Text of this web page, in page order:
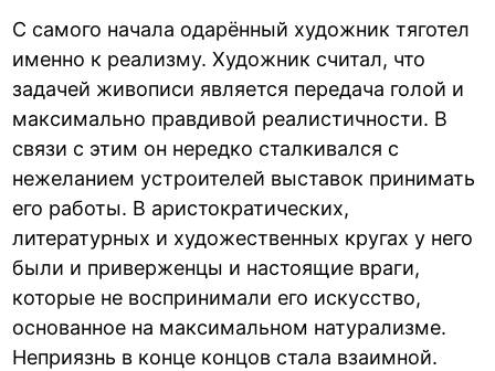
С самого начала одарённый художник тяготел
именно к реализму. Художник считал, что
задачей живописи является передача голой и
максимально правдивой реалистичности. В
связи с этим он нередко сталкивался с
нежеланием устроителей выставок принимать
его работы. В аристократических,
литературных и художественных кругах у него
были и приверженцы и настоящие враги,
которые не воспринимали его искусство,
основанное на максимальном натурализме.
Неприязнь в конце концов стала взаимной.